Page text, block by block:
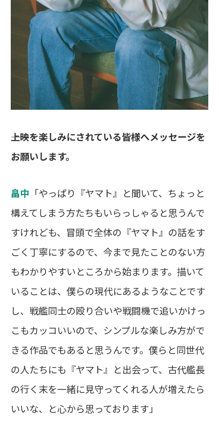
――上映を楽しみにされている皆様へメッセージを
お願いします。
畠中 「やっぱり『ヤマト』と聞いて、ちょっと
構えてしまう方たちもいらっしゃると思うんで
すけれども、冒頭で全体の『ヤマト』の話をす
ごく丁寧にするので、今まで見たことのない方
もわかりやすいところから始まります。描いて
いることは、僕らの現代にあるようなことです
し、戦艦同士の殴り合いや戦闘機で追いかけっ
こもカッコいいので、シンプルな楽しみ方がで
きる作品でもあると思うんです。僕らと同世代
の人たちにも『ヤマト』と出会って、古代艦長
の行く末を一緒に見守ってくれる人が増えたら
いいな、と心から思っております」